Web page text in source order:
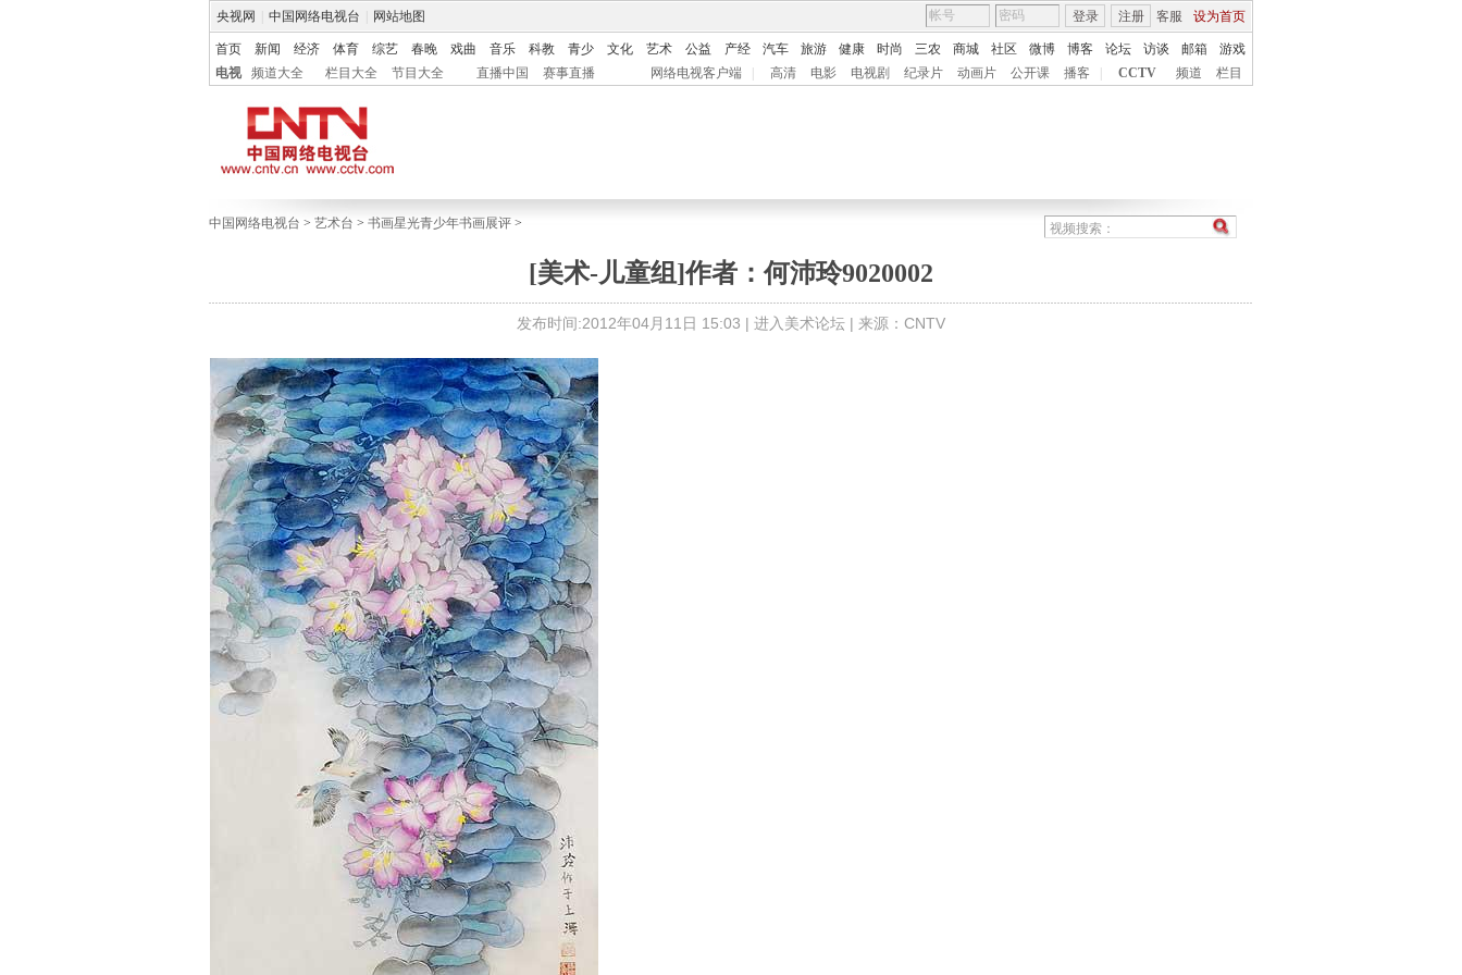
央视网 中国网络电视台 网站地图 客服 设为首页
登录 注册
首页 新闻 经济 体育 综艺 春晚 戏曲 音乐 科教 青少 文化 艺术 公益 产经 汽车 旅游 健康 时尚 三农 商城 社区 微博 博客 论坛 访谈 邮箱
游戏
电视
频道大全 栏目大全 节目大全 直播中国 赛事直播 网络电视客户端 高清 电影 电视剧 纪录片 动画片 公开课 播客 CCTV 频道 栏目
中国网络电视台 > 艺术台 > 书画星光青少年书画展评 >
[美术-儿童组]作者：何沛玲9020002
发布时间:2012年04月11日 15:03 | 进入美术论坛 | 来源：CNTV